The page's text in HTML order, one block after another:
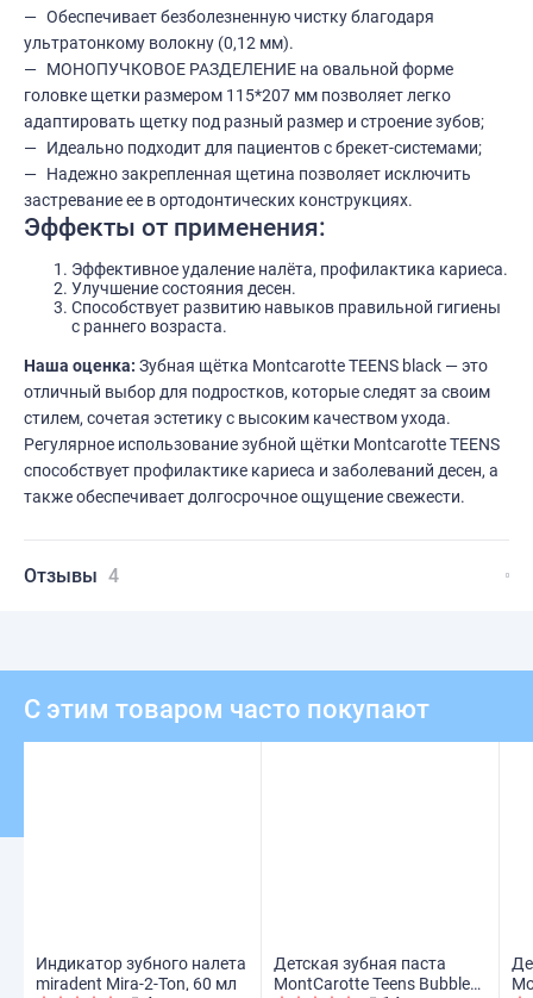
Обеспечивает безболезненную чистку благодаря
ультратонкому волокну (0,12 мм).
МОНОПУЧКОВОЕ РАЗДЕЛЕНИЕ на овальной форме
головке щетки размером 115*207 мм позволяет легко
адаптировать щетку под разный размер и строение зубов;
Идеально подходит для пациентов с брекет-системами;
Надежно закрепленная щетина позволяет исключить
застревание ее в ортодонтических конструкциях.
Эффекты от применения:
Эффективное удаление налёта, профилактика кариеса.
Улучшение состояния десен.
Способствует развитию навыков правильной гигиены
с раннего возраста.
Наша оценка: Зубная щётка Montcarotte TEENS black — это
отличный выбор для подростков, которые следят за своим
стилем, сочетая эстетику с высоким качеством ухода.
Регулярное использование зубной щётки Montcarotte TEENS
способствует профилактике кариеса и заболеваний десен, а
также обеспечивает долгосрочное ощущение свежести.
Отзывы 4
С этим товаром часто покупают
Индикатор зубного налета
miradent Mira-2-Ton, 60 мл
Детская зубная паста
MontCarotte Teens Bubble